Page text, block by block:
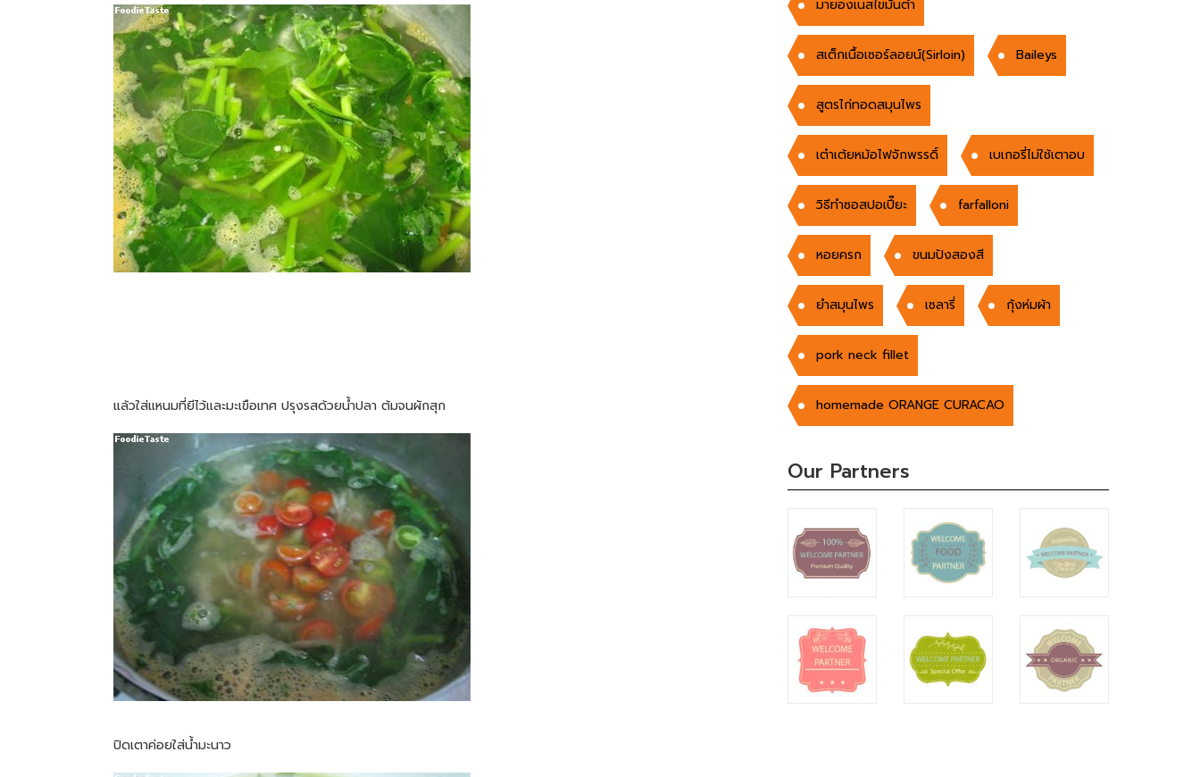
แล้วใส่แหนมที่ยีไว้และมะเขือเทศ ปรุงรสด้วยน้ำปลา ต้มจนผักสุก
ปิดเตาค่อยใส่น้ำมะนาว
มายองเนสไขมันต่ำ
สเต็กเนื้อเซอร์ลอยน์(Sirloin) Baileys
สูตรไก่ทอดสมุนไพร
เต๋าเต้ยหม้อไฟจักพรรดิ์ เบเกอรี่ไม่ใช้เตาอบ
วิธีทำซอสปอเปี๊ยะ farfalloni
หอยครก ขนมปังสองสี
ยำสมุนไพร เซลารี่ กุ้งห่มผ้า
pork neck fillet
homemade ORANGE CURACAO
Our Partners